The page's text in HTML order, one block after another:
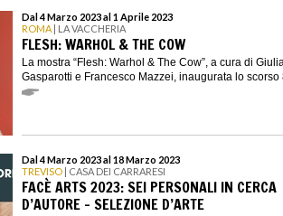
Dal 4 Marzo 2023 al 1 Aprile 2023
ROMA | LA VACCHERIA
FLESH: WARHOL & THE COW
La mostra “Flesh: Warhol & The Cow”, a cura di
Gasparotti e Francesco Mazzei, inaugurata lo scorso
Dal 4 Marzo 2023 al 18 Marzo 2023
TREVISO | CASA DEI CARRARESI
FACÈ ARTS 2023: SEI PERSONALI IN CERCA
D’AUTORE - SELEZIONE D’ARTE